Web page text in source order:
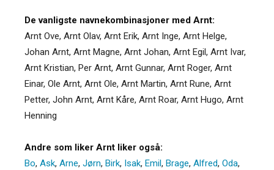
De vanligste navnekombinasjoner med Arnt:
Arnt Ove, Arnt Olav, Arnt Erik, Arnt Inge, Arnt Helge,
Johan Arnt, Arnt Magne, Arnt Johan, Arnt Egil, Arnt Ivar,
Arnt Kristian, Per Arnt, Arnt Gunnar, Arnt Roger, Arnt
Einar, Ole Arnt, Arnt Ole, Arnt Martin, Arnt Rune, Arnt
Petter, John Arnt, Arnt Kåre, Arnt Roar, Arnt Hugo, Arnt
Henning
Andre som liker Arnt liker også:
Bo, Ask, Arne, Jørn, Birk, Isak, Emil, Brage, Alfred, Oda,